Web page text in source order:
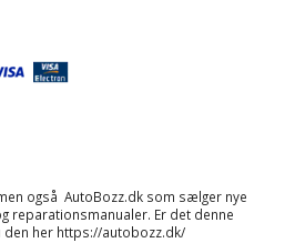
også AutoBozz.dk som sælger nye
reparationsmanualer. Er det denne
den her https://autobozz.dk/